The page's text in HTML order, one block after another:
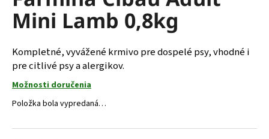
0,0
hviezdičiek.
Mini Lamb 0,8kg
Kompletné, vyvážené krmivo pre dospelé psy, vhodné i
pre citlivé psy a alergikov.
Možnosti doručenia
Položka bola vypredaná…
á
j
s
ť
?